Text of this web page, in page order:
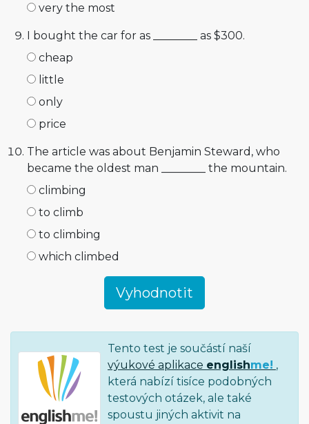
very the most
I bought the car for as ________ as $300.
cheap
little
only
price
The article was about Benjamin Steward, who
became the oldest man ________ the mountain.
climbing
to climb
to climbing
which climbed
Tento test je součástí naší
výukové aplikace englishme! ,
která nabízí tisíce podobných
testových otázek, ale také
spoustu jiných aktivit na